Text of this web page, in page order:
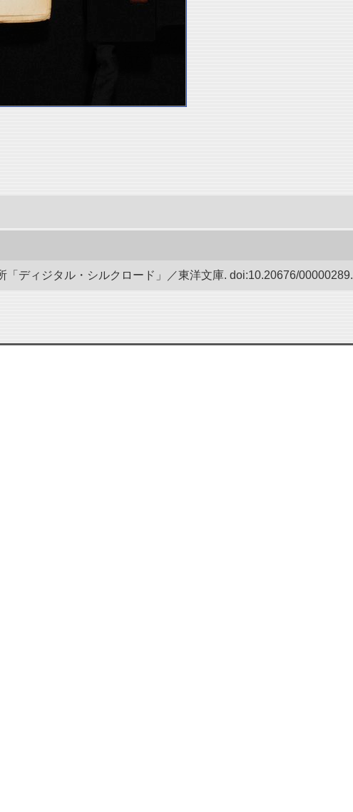
「ディジタル・シルクロード」／東洋文庫. doi:10.20676/00000289.